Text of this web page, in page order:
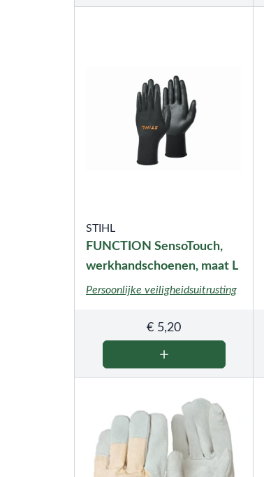
STIHL
FUNCTION SensoTouch,
werkhandschoenen, maat L
Persoonlijke veiligheidsuitrusting
€ 5,20